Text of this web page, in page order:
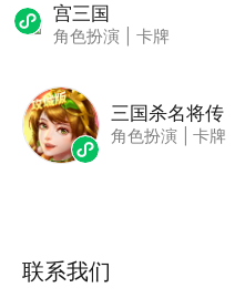
宫三国
角色扮演 卡牌
三国杀名将传
角色扮演 卡牌
联系我们